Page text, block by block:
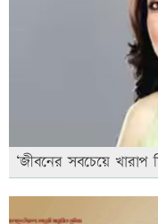
‘জীবনের সবচেয়ে খারাপ